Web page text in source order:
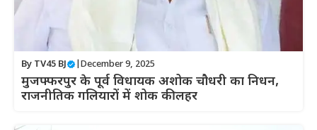
By TV45 BJ December 9, 2025
मुजफ्फरपुर के पूर्व विधायक अशोक चौधरी का निधन,
राजनीतिक गलियारों में शोक की लहर